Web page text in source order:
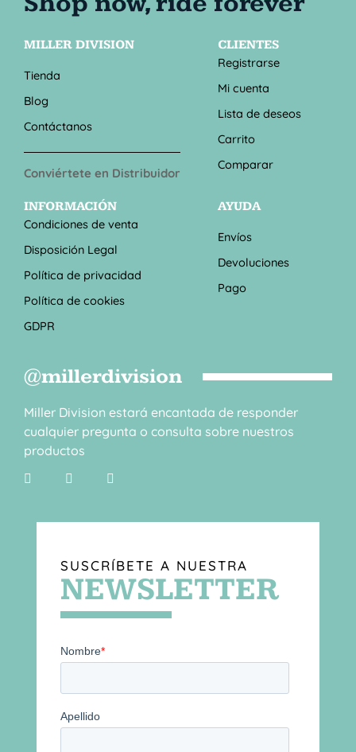
MILLER DIVISION
Tienda
Blog
Contáctanos
Conviértete en Distribuidor
CLIENTES
Registrarse
Mi cuenta
Lista de deseos
Carrito
Comparar
INFORMACIÓN
Condiciones de venta
Disposición Legal
Política de privacidad
Política de cookies
GDPR
AYUDA
Envíos
Devoluciones
Pago
@millerdivision
Miller Division estará encantada de responder
cualquier pregunta o consulta sobre nuestros
productos
SUSCRÍBETE A NUESTRA
NEWSLETTER